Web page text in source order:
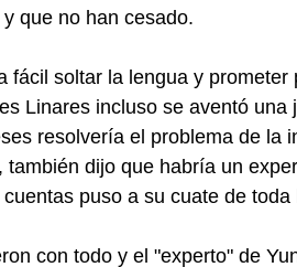
que no han cesado.
fácil soltar la lengua y
Linares incluso se aventó
resolvería el problema de la
dijo que habría un
puso a su cuate de
con todo y el "experto" de